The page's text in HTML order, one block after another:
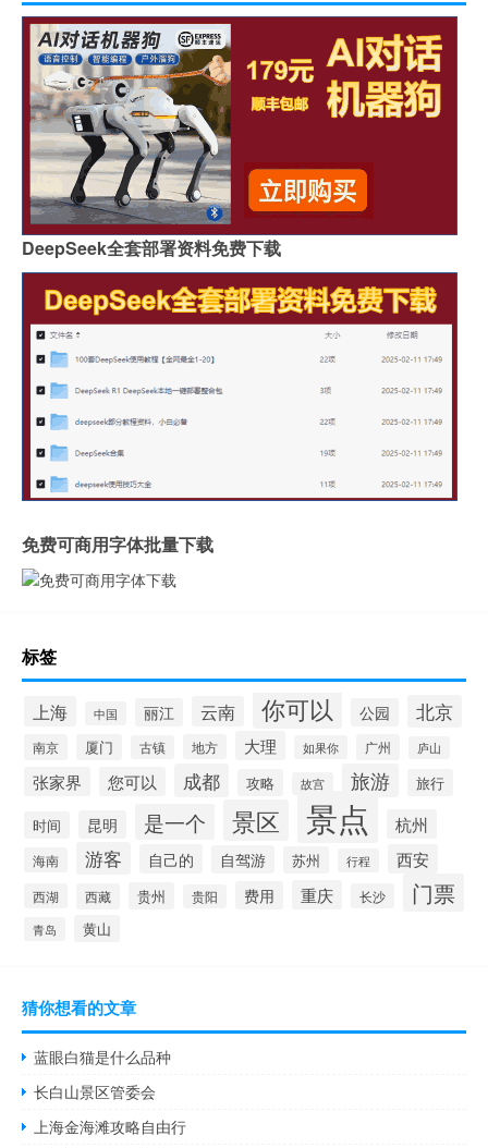
DeepSeek全套部署资料免费下载
免费可商用字体批量下载
标签
上海 中国 丽江 云南 你可以 公园 北京
南京 厦门 古镇 地方 大理 如果你 广州 庐山
张家界 您可以 成都 攻略 故宫 旅游 旅行
时间 昆明 是一个 景区 景点 杭州
海南 游客 自己的 自驾游 苏州 行程 西安
西湖 西藏 贵州 贵阳 费用 重庆 长沙 门票
青岛 黄山
猜你想看的文章
蓝眼白猫是什么品种
长白山景区管委会
上海金海滩攻略自由行